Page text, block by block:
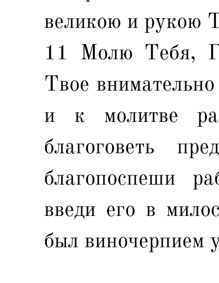
великою и рукою
11 Молю Тебя,
Твое
и к молитве
благоговеть
благопоспеши
введи его в
был виночерпием